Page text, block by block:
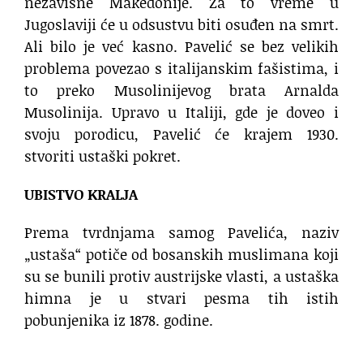
Jugoslaviji će u odsustvu biti osuđen na smrt.
Ali bilo je već kasno. Pavelić se bez velikih
problema povezao s italijanskim fašistima, i
to preko Musolinijevog brata Arnalda
Musolinija. Upravo u Italiji, gde je doveo i
svoju porodicu, Pavelić će krajem 1930.
stvoriti ustaški pokret.
UBISTVO KRALJA
​Prema tvrdnjama samog Pavelića, naziv
„ustaša“ potiče od bosanskih muslimana koji
su se bunili protiv austrijske vlasti, a ustaška
himna je u stvari pesma tih istih
pobunjenika iz 1878. godine.